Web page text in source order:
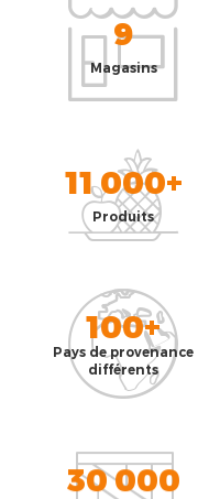
9
Magasins
11 000+
Produits
100+
Pays de provenance
différents
30 000